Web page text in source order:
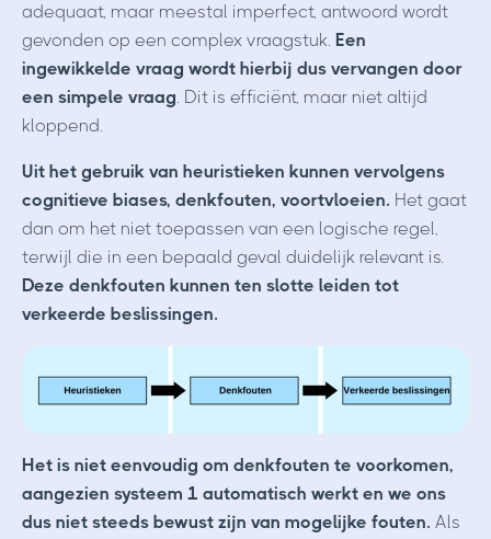
adequaat, maar meestal imperfect, antwoord wordt
gevonden op een complex vraagstuk. Een
ingewikkelde vraag wordt hierbij dus vervangen door
een simpele vraag. Dit is efficiënt, maar niet altijd
kloppend.
Uit het gebruik van heuristieken kunnen vervolgens
cognitieve biases, denkfouten, voortvloeien. Het gaat
dan om het niet toepassen van een logische regel,
terwijl die in een bepaald geval duidelijk relevant is.
Deze denkfouten kunnen ten slotte leiden tot
verkeerde beslissingen.
Het is niet eenvoudig om denkfouten te voorkomen,
aangezien systeem 1 automatisch werkt en we ons
dus niet steeds bewust zijn van mogelijke fouten. Als